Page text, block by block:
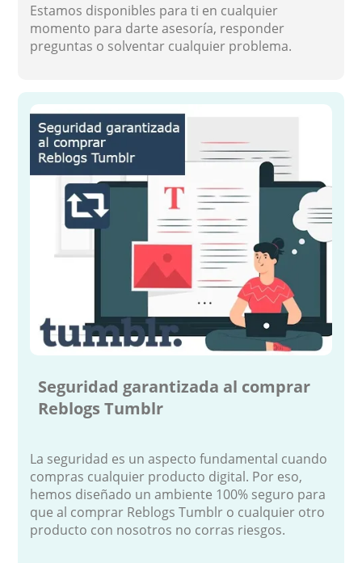
Estamos disponibles para ti en cualquier
momento para darte asesoría, responder
preguntas o solventar cualquier problema.
Seguridad garantizada al comprar
Reblogs Tumblr
La seguridad es un aspecto fundamental cuando
compras cualquier producto digital. Por eso,
hemos diseñado un ambiente 100% seguro para
que al comprar Reblogs Tumblr o cualquier otro
producto con nosotros no corras riesgos.